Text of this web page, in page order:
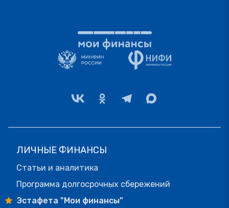
ЛИЧНЫЕ ФИНАНСЫ
Статьи и аналитика
Программа долгосрочных сбережений
Эстафета "Мои финансы"